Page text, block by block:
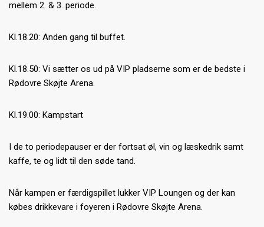
mellem 2. & 3. periode.
Kl.18.20: Anden gang til buffet.
Kl.18.50: Vi sætter os ud på VIP pladserne som er de bedste i
Rødovre Skøjte Arena.
Kl.19.00: Kampstart
I de to periodepauser er der fortsat øl, vin og læskedrik samt
kaffe, te og lidt til den søde tand.
Når kampen er færdigspillet lukker VIP Loungen og der kan
købes drikkevare i foyeren i Rødovre Skøjte Arena.